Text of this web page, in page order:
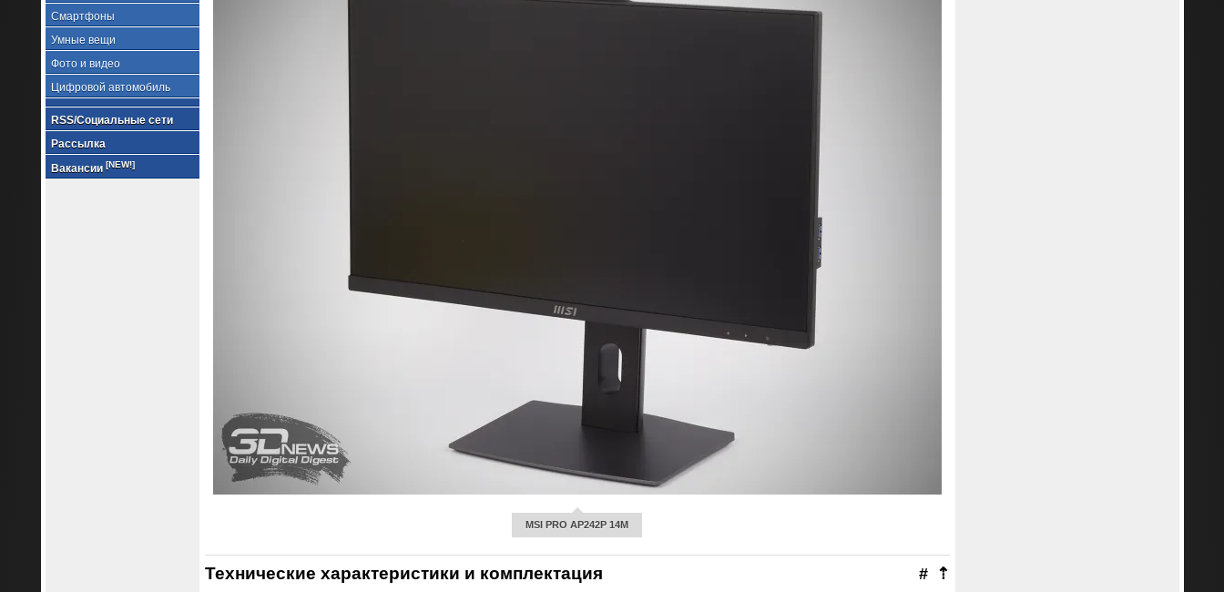
Смартфоны
Умные вещи
Фото и видео
Цифровой автомобиль
RSS/Социальные сети
Рассылка
Вакансии [NEW!]
MSI PRO AP242P 14M
⇡
#
Технические характеристики и комплектация